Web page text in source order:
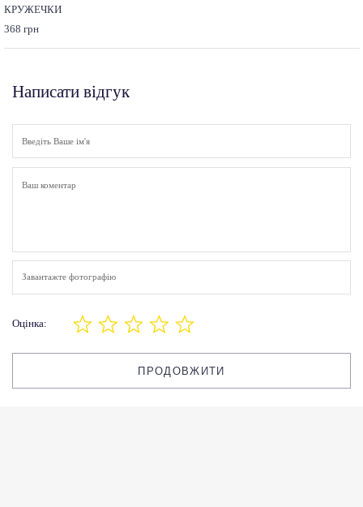
КРУЖЕЧКИ
368 грн
Написати відгук
Завантажте фотографію
Оцінка:
ПРОДОВЖИТИ